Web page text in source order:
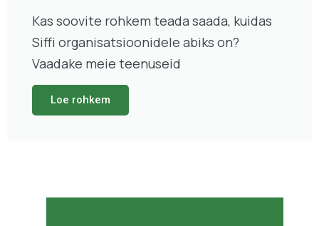
Kas soovite rohkem teada saada, kuidas
Siffi organisatsioonidele abiks on?
Vaadake meie teenuseid
Loe rohkem